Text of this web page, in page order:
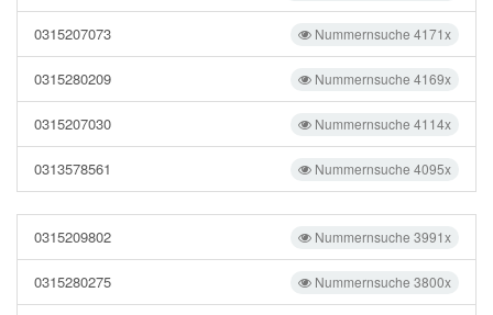
Nummernsuche 4171x
0315207073
Nummernsuche 4169x
0315280209
Nummernsuche 4114x
0315207030
Nummernsuche 4095x
0313578561
Nummernsuche 3991x
0315209802
Nummernsuche 3800x
0315280275